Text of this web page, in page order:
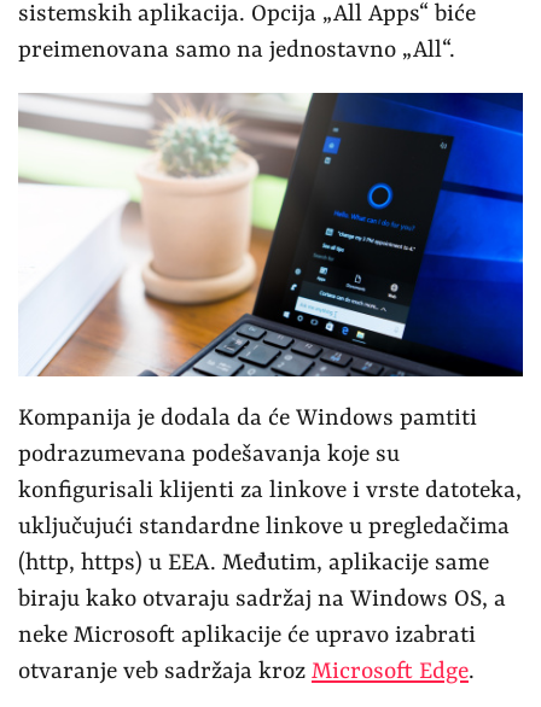
sistemskih aplikacija. Opcija „All Apps“ biće
preimenovana samo na jednostavno „All“.
Kompanija je dodala da će Windows pamtiti
podrazumevana podešavanja koje su
konfigurisali klijenti za linkove i vrste datoteka,
uključujući standardne linkove u pregledačima
(http, https) u EEA. Međutim, aplikacije same
biraju kako otvaraju sadržaj na Windows OS, a
neke Microsoft aplikacije će upravo izabrati
otvaranje veb sadržaja kroz Microsoft Edge.